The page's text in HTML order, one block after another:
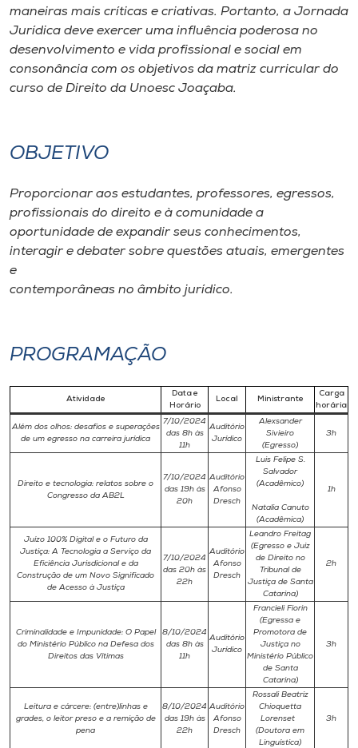
o idioma
A-
maneiras mais críticas e criativas. Portanto, a Jornada
Jurídica deve exercer uma influência poderosa no
desenvolvimento e vida profissional e social em
consonância com os objetivos da matriz curricular do
curso de Direito da Unoesc Joaçaba.
OBJETIVO
Proporcionar aos estudantes, professores, egressos,
profissionais do direito e à comunidade a
oportunidade de expandir seus conhecimentos,
interagir e debater sobre questões atuais, emergentes
e
contemporâneas no âmbito jurídico.
PROGRAMAÇÃO
Atividade
Data e
Horário
Local Ministrante
Carga
horária
Além dos olhos: desafios e superações
de um egresso na carreira jurídica
7/10/2024
das 8h às
11h
Auditório
Jurídico
Alexsander
Sivieiro
(Egresso)
3h
Direito e tecnologia: relatos sobre o
Congresso da AB2L
7/10/2024
das 19h às
20h
Auditório
Afonso
Dresch
Luis Felipe S.
Salvador
(Acadêmico)
Natalia Canuto
(Acadêmica)
1h
Juízo 100% Digital e o Futuro da
Justiça: A Tecnologia a Serviço da
Eficiência Jurisdicional e da
Construção de um Novo Significado
de Acesso à Justiça
7/10/2024
das 20h às
22h
Auditório
Afonso
Dresch
Leandro Freitag
(Egresso e Juiz
de Direito no
Tribunal de
Justiça de Santa
Catarina)
2h
Criminalidade e Impunidade: O Papel
do Ministério Público na Defesa dos
Direitos das Vítimas
8/10/2024
das 8h às
11h
Auditório
Jurídico
Francieli Fiorin
(Egressa e
Promotora de
Justiça no
Ministério Público
de Santa
Catarina)
3h
Leitura e cárcere: (entre)linhas e
grades, o leitor preso e a remição de
pena
8/10/2024
das 19h às
22h
Auditório
Afonso
Dresch
Rossali Beatriz
Chioquetta
Lorenset
(Doutora em
Linguística)
3h